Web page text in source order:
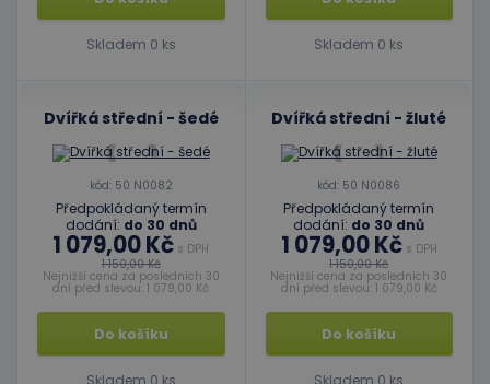
Skladem 0 ks Skladem 0 ks
Dvířká střední - šedé
kód: 50 N0082
Předpokládaný termín
dodání: do 30 dnů
1 079,00 Kč s DPH
1 150,00 Kč
Nejnižší cena za posledních 30
dní před slevou: 1 079,00 Kč
Do košíku
Skladem 0 ks
Dvířká střední - žluté
kód: 50 N0086
Předpokládaný termín
dodání: do 30 dnů
1 079,00 Kčs DPH
1 150,00 Kč
Nejnižší cena za posledních 30
dní před slevou: 1 079,00 Kč
Do košíku
Skladem 0 ks